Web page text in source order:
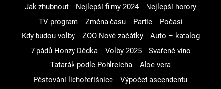
Jak zhubnout Nejlepší filmy 2024
Nejlepší horory
TV program
Změna času Partie
Počasí
Kdy budou volby
ZOO Nové začátky
Auto – katalog
7 pádů Honzy Dědka
Volby 2025
Svařené víno
Tatarák podle Pohlreicha
Aloe vera
Pěstování lichořeřišnice
Výpočet ascendentu